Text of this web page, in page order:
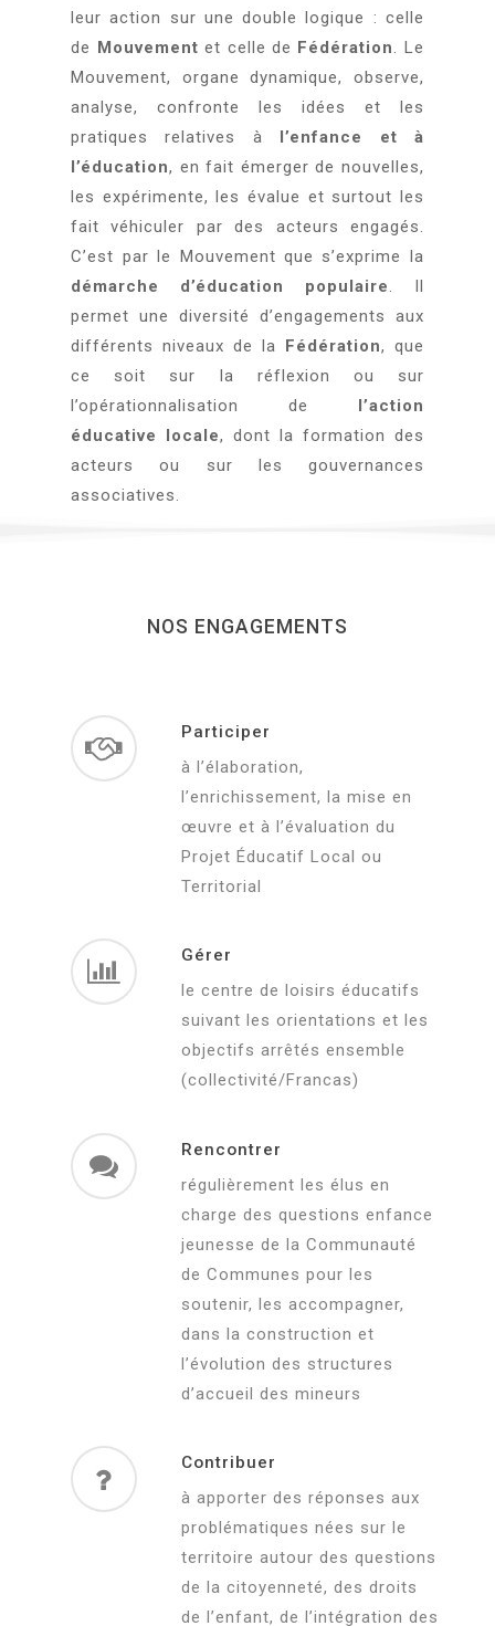
leur action sur une double logique : celle
de Mouvement et celle de Fédération. Le
Mouvement, organe dynamique, observe,
analyse, confronte les idées et les
pratiques relatives à l’enfance et à
l’éducation, en fait émerger de nouvelles,
les expérimente, les évalue et surtout les
fait véhiculer par des acteurs engagés.
C’est par le Mouvement que s’exprime la
démarche d’éducation populaire. Il
permet une diversité d’engagements aux
différents niveaux de la Fédération, que
ce soit sur la réflexion ou sur
l’opérationnalisation de l’action
éducative locale, dont la formation des
acteurs ou sur les gouvernances
associatives.
NOS ENGAGEMENTS
Participer
à l’élaboration,
l’enrichissement, la mise en
œuvre et à l’évaluation du
Projet Éducatif Local ou
Territorial
Gérer
le centre de loisirs éducatifs
suivant les orientations et les
objectifs arrêtés ensemble
(collectivité/Francas)
Rencontrer
régulièrement les élus en
charge des questions enfance
jeunesse de la Communauté
de Communes pour les
soutenir, les accompagner,
dans la construction et
l’évolution des structures
d’accueil des mineurs
Contribuer
à apporter des réponses aux
problématiques nées sur le
territoire autour des questions
de la citoyenneté, des droits
de l’enfant, de l’intégration des